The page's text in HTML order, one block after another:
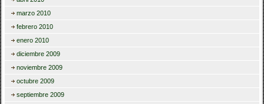
marzo 2010
febrero 2010
enero 2010
diciembre 2009
noviembre 2009
octubre 2009
septiembre 2009